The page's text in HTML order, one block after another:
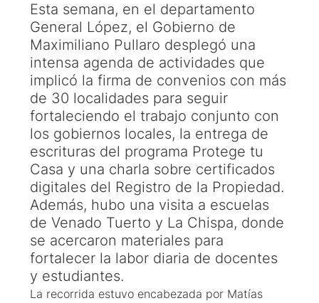
Esta semana, en el departamento
General López, el Gobierno de
Maximiliano Pullaro desplegó una
intensa agenda de actividades que
implicó la firma de convenios con más
de 30 localidades para seguir
fortaleciendo el trabajo conjunto con
los gobiernos locales, la entrega de
escrituras del programa Protege tu
Casa y una charla sobre certificados
digitales del Registro de la Propiedad.
Además, hubo una visita a escuelas
de Venado Tuerto y La Chispa, donde
se acercaron materiales para
fortalecer la labor diaria de docentes
y estudiantes.
La recorrida estuvo encabezada por Matías